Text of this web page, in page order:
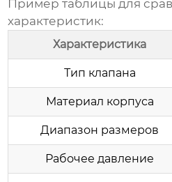
Пример таблицы для
характеристик:
Характеристика
Тип клапана
Материал корпуса
Диапазон размеров
Рабочее давление